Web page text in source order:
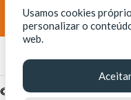
© Fortaleza Digital ||
Usamos cookies
personalizar o
web.